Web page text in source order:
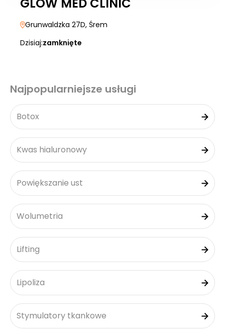
Grunwaldzka 27D, Śrem
Dzisiaj:zamknięte
Najpopularniejsze usługi
Botox
Kwas hialuronowy
Powiększanie ust
Wolumetria
Lifting
Lipoliza
Stymulatory tkankowe